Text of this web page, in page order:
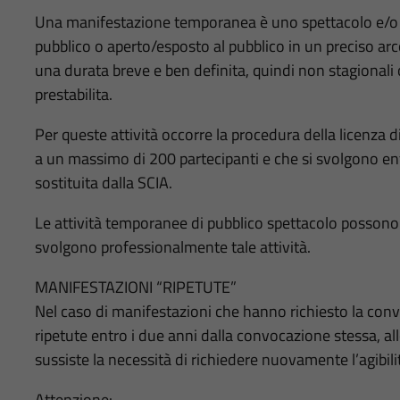
Una manifestazione temporanea è uno spettacolo
pubblico o aperto/esposto al pubblico in un preciso
una durata breve e ben definita, quindi non
prestabilita.
Per queste attività occorre la procedura della licenza
a un massimo di 200 partecipanti e che si svolgono
sostituita dalla SCIA.
Le attività temporanee di pubblico spettacolo
svolgono professionalmente tale attività.
MANIFESTAZIONI “RIPETUTE”
Nel caso di manifestazioni che hanno richiesto la
ripetute entro i due anni dalla convocazione stessa,
sussiste la necessità di richiedere nuovamente